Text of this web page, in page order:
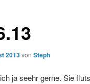
2013von Steph
ja seehr gerne. Sie